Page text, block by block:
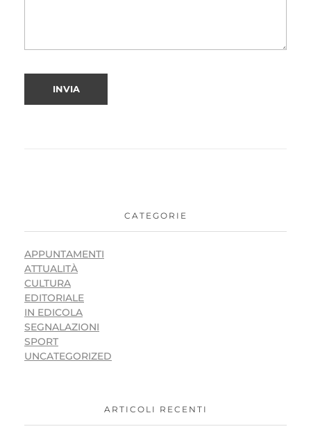
CATEGORIE
APPUNTAMENTI
ATTUALITÀ
CULTURA
EDITORIALE
IN EDICOLA
SEGNALAZIONI
SPORT
UNCATEGORIZED
ARTICOLI RECENTI